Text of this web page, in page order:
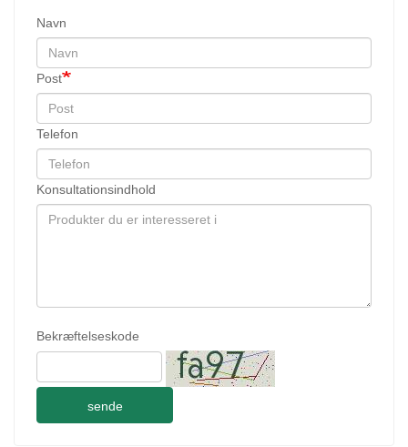
Navn
Post
Telefon
Konsultationsindhold
Bekræftelseskode
sende